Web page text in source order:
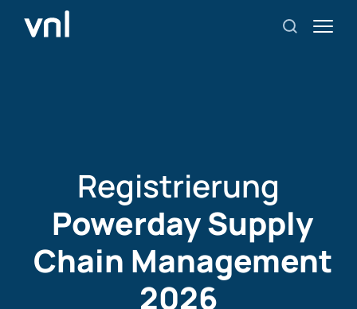
Registrierung
Powerday Supply
Chain Management
2026